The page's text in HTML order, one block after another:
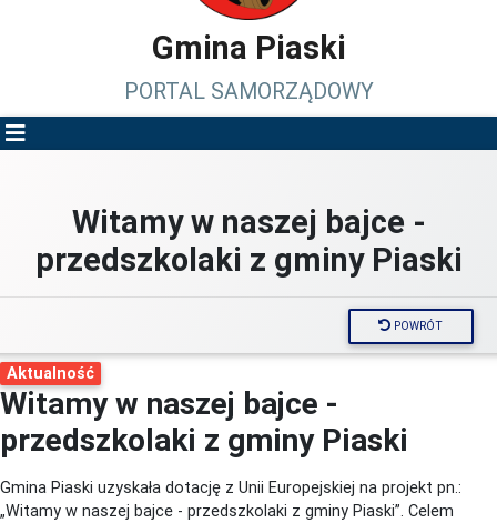
Gmina Piaski
PORTAL SAMORZĄDOWY
Witamy w naszej bajce -
przedszkolaki z gminy Piaski
POWRÓT
Aktualność
Witamy w naszej bajce -
przedszkolaki z gminy Piaski
Gmina Piaski uzyskała dotację z Unii Europejskiej na projekt pn.:
„Witamy w naszej bajce - przedszkolaki z gminy Piaski”. Celem